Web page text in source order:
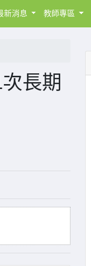
新消息 教師專區
長期